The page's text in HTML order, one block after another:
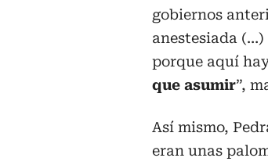
gobiernos
anestesiada
porque aquí
que asumir”,
Así mismo,
eran unas